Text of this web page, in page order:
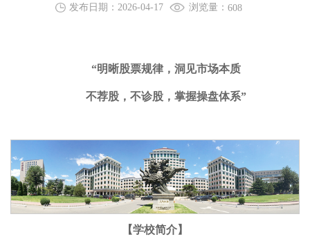
发布日期：2026-04-17 浏览量： 608
“明晰股票规律，洞见市场本质
不荐股，不诊股，掌握操盘体系”
【学校简介】